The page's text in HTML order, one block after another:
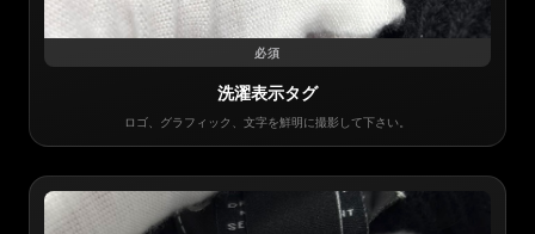
必須
洗濯表示タグ
ロゴ、グラフィック、文字を鮮明に撮影して下さい。